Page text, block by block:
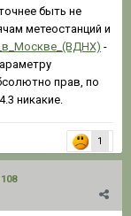
быть не
метеостанций и
-
прав, по
никакие.
1
108